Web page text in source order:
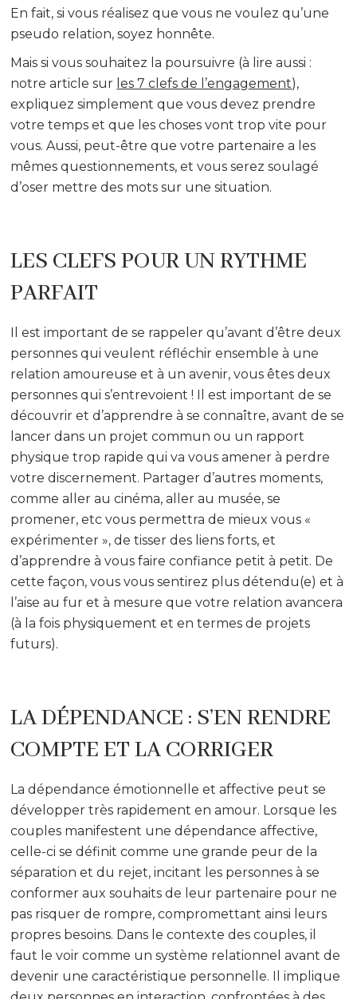
En fait, si vous réalisez que vous ne voulez qu’une
pseudo relation, soyez honnête.
Mais si vous souhaitez la poursuivre (à lire aussi :
notre article sur les 7 clefs de l’engagement),
expliquez simplement que vous devez prendre
votre temps et que les choses vont trop vite pour
vous. Aussi, peut-être que votre partenaire a les
mêmes questionnements, et vous serez soulagé
d’oser mettre des mots sur une situation.
LES CLEFS POUR UN RYTHME
PARFAIT
Il est important de se rappeler qu’avant d’être deux
personnes qui veulent réfléchir ensemble à une
relation amoureuse et à un avenir, vous êtes deux
personnes qui s’entrevoient ! Il est important de se
découvrir et d’apprendre à se connaître, avant de se
lancer dans un projet commun ou un rapport
physique trop rapide qui va vous amener à perdre
votre discernement. Partager d’autres moments,
comme aller au cinéma, aller au musée, se
promener, etc vous permettra de mieux vous «
expérimenter », de tisser des liens forts, et
d’apprendre à vous faire confiance petit à petit. De
cette façon, vous vous sentirez plus détendu(e) et à
l’aise au fur et à mesure que votre relation avancera
(à la fois physiquement et en termes de projets
futurs).
LA DÉPENDANCE : S’EN RENDRE
COMPTE ET LA CORRIGER
La dépendance émotionnelle et affective peut se
développer très rapidement en amour. Lorsque les
couples manifestent une dépendance affective,
celle-ci se définit comme une grande peur de la
séparation et du rejet, incitant les personnes à se
conformer aux souhaits de leur partenaire pour ne
pas risquer de rompre, compromettant ainsi leurs
propres besoins. Dans le contexte des couples, il
faut le voir comme un système relationnel avant de
devenir une caractéristique personnelle. Il implique